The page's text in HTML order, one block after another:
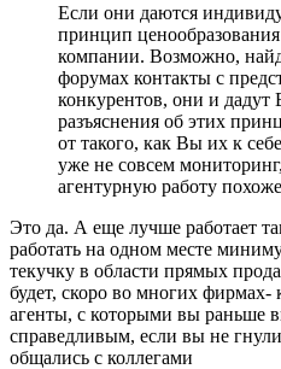
Если они даются
принцип
компании. Возможно,
форумах контакты с
конкурентов, они и дадут
разъяснения об этих
от такого, как Вы их к
уже не совсем
агентурную работу
Это да. А еще лучше работает
работать на одном месте
текучку в области прямых
будет, скоро во многих фирмах-
агенты, с которыми вы раньше
справедливым, если вы не
общались с коллегами